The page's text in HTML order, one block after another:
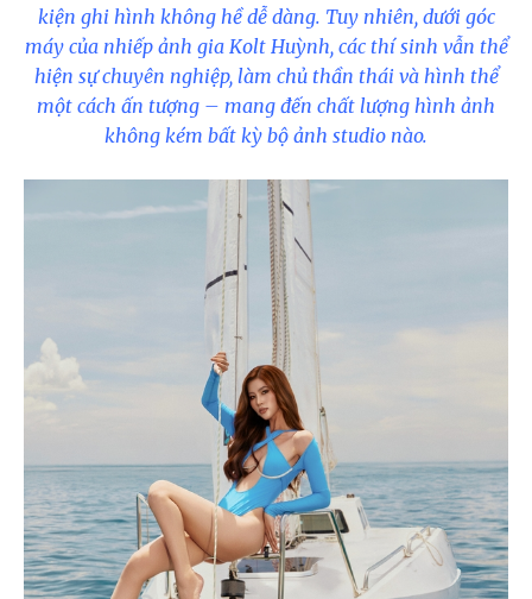
kiện ghi hình không hề dễ dàng. Tuy nhiên, dưới góc
máy của nhiếp ảnh gia Kolt Huỳnh, các thí sinh vẫn thể
hiện sự chuyên nghiệp, làm chủ thần thái và hình thể
một cách ấn tượng – mang đến chất lượng hình ảnh
không kém bất kỳ bộ ảnh studio nào.